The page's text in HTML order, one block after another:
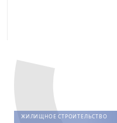
ЖИЛИЩНОЕ СТРОИТЕЛЬСТВО